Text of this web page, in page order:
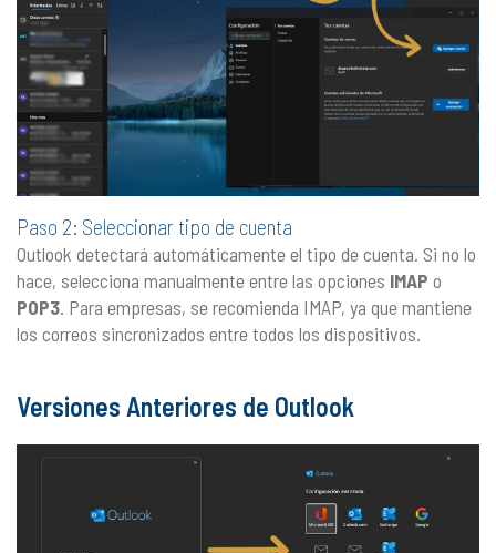
Paso 2: Seleccionar tipo de cuenta
Outlook detectará automáticamente el tipo de cuenta. Si no lo
hace, selecciona manualmente entre las opciones IMAP o
POP3. Para empresas, se recomienda IMAP, ya que mantiene
los correos sincronizados entre todos los dispositivos.
Versiones Anteriores de Outlook